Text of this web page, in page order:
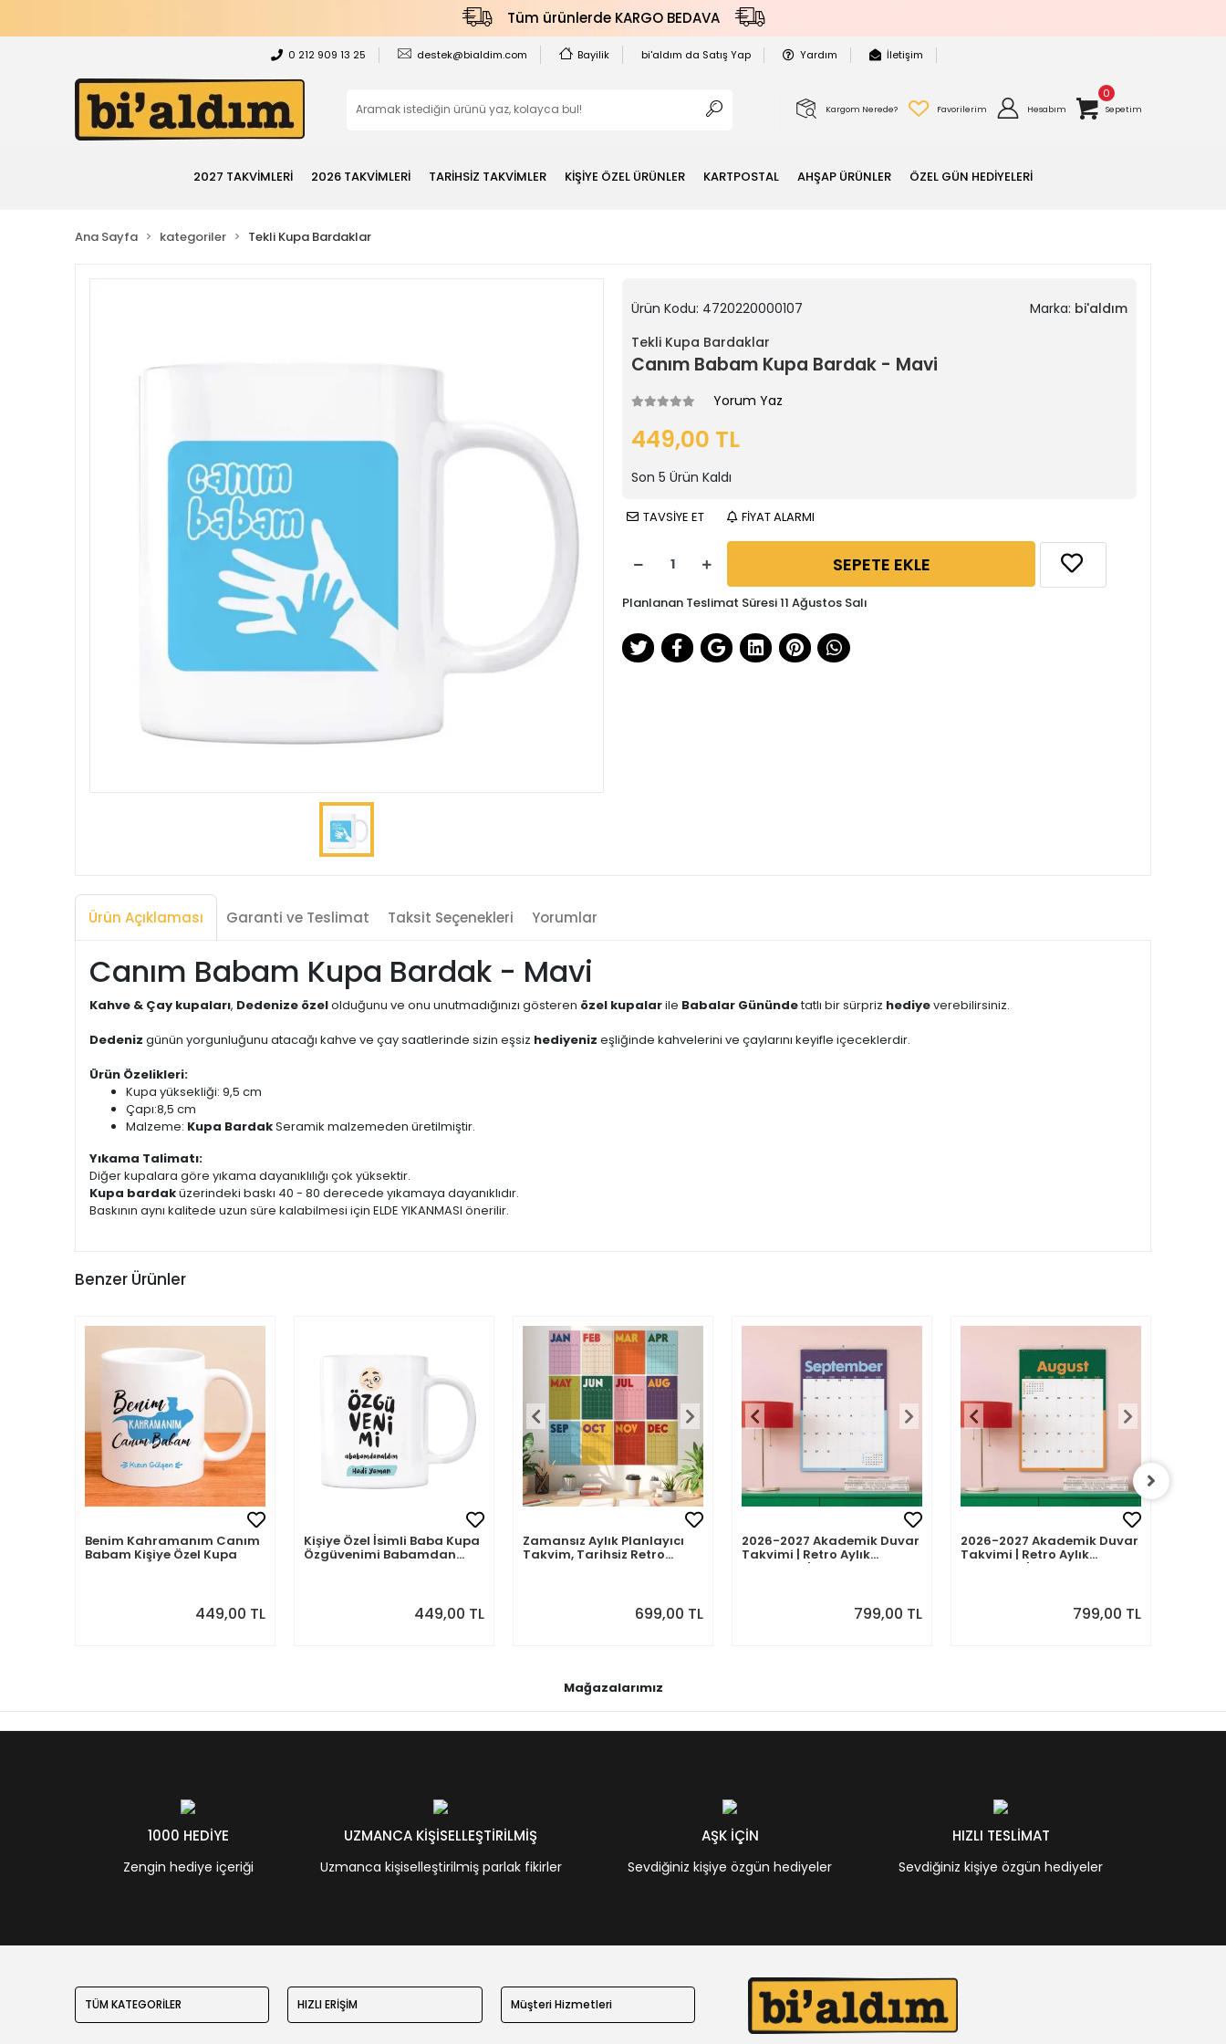
Tüm ürünlerde KARGO BEDAVA
0 212 909 13 25 destek@bialdim.com Bayilik bi'aldım da Satış Yap Yardım İletişim
Kargom Nerede? Favorilerim Hesabım
0
Sepetim
2027 TAKVİMLERİ 2026 TAKVİMLERİ TARİHSİZ TAKVİMLER KİŞİYE ÖZEL ÜRÜNLER KARTPOSTAL AHŞAP ÜRÜNLER ÖZEL GÜN HEDİYELERİ
Ana Sayfa kategoriler Tekli Kupa Bardaklar
Ürün Kodu: 4720220000107 Marka: bi'aldım
Tekli Kupa Bardaklar
Canım Babam Kupa Bardak - Mavi
Yorum Yaz
449,00 TL
Son 5 Ürün Kaldı
TAVSİYE ET FİYAT ALARMI
SEPETE EKLE
Planlanan Teslimat Süresi 11 Ağustos Salı
Ürün Açıklaması Garanti ve Teslimat Taksit Seçenekleri Yorumlar
Canım Babam Kupa Bardak - Mavi
Kahve & Çay kupaları, Dedenize özelolduğunu ve onu unutmadığınızı gösteren özel kupalarile Babalar Günündetatlı bir sürpriz hediyeverebilirsiniz.
Dedeniz günün yorgunluğunu atacağı kahve ve çay saatlerinde sizin eşsiz hediyeniz eşliğinde kahvelerini ve çaylarını keyifle içeceklerdir.
Ürün Özelikleri:
Kupa yüksekliği: 9,5 cm
Çapı:8,5 cm
Malzeme: Kupa BardakSeramik malzemeden üretilmiştir.
Yıkama Talimatı:
Diğer kupalara göre yıkama dayanıklılığı çok yüksektir.
Kupa bardaküzerindeki baskı 40 - 80 derecede yıkamaya dayanıklıdır.
Baskının aynı kalitede uzun süre kalabilmesi için ELDE YIKANMASI önerilir.
Benzer Ürünler
Benim Kahramanım Canım
Babam Kişiye Özel Kupa
449,00 TL
Kişiye Özel İsimli Baba Kupa
Özgüvenimi Babamdan
449,00 TL
Zamansız Aylık Planlayıcı
Takvim, Tarihsiz Retro
699,00 TL
2026-2027 Akademik Duvar
Takvimi | Retro Aylık
Planlayıcı | Eylül 2026 -
799,00 TL
2026-2027 Akademik Duvar
Takvimi | Retro Aylık
Planlayıcı | Ağustos 2026 -
799,00 TL
Mağazalarımız
1000 HEDİYE
Zengin hediye içeriği
UZMANCA KİŞİSELLEŞTİRİLMİŞ
Uzmanca kişiselleştirilmiş parlak fikirler
AŞK İÇİN
Sevdiğiniz kişiye özgün hediyeler
HIZLI TESLİMAT
Sevdiğiniz kişiye özgün hediyeler
TÜM KATEGORİLER HIZLI ERİŞİM Müşteri Hizmetleri